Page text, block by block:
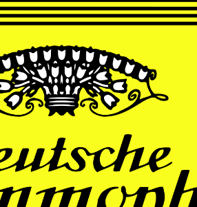
Andrè Schuen, Baritone
Daniel Heide, Piano